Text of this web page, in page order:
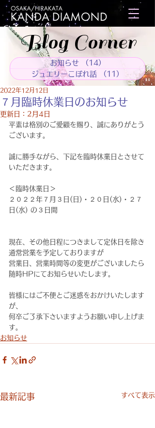
Blog Corner
お知らせ （14）
14件の記事
ジュエリーこぼれ話
（11） 11件の記
７月臨時休業日のお知らせ
2022年12月12日
更新日： 2月4日
平素は格別のご愛顧を賜り、誠にありがとう
ございます。
誠に勝手ながら、下記を臨時休業日とさせて
いただきます。
＜臨時休業日＞
２０２２年７月３日(日)・２０日(水)・２７
日(水) の３日間
現在、その他日程につきまして定休日を除き
通常営業を予定しておりますが
営業日、営業時間等の変更がございましたら
随時HPにてお知らせいたします。
皆様にはご不便とご迷惑をおかけいたします
が、
何卒ご了承下さいますようお願い申し上げま
す。
お知らせ
最新記事 すべて表示